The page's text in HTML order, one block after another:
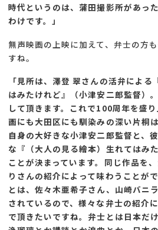
時代というのは、蒲田撮影所があっ
わけです。」
無声映画の上映に加えて、弁士の方
すね。
「見所は、澤登 翠さんの活弁によ
はみたけれど』（小津安二郎監督）
して頂きます。これで100周年を盛
画にも大田区にも馴染みの深い片桐
自身の大好きな小津安二郎監督と、
な『（大人の見る繪本）生れてはみ
ことが決まっています。同じ作品を
りさんの紹介によって味わうことが
とは、佐々木亜希子さん、山崎バニ
されているので、様々な弁士の紹介
で頂きたいですね。弁士とは日本だ